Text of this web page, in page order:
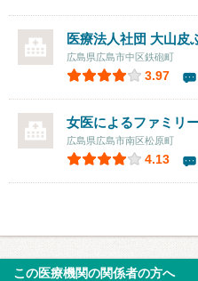
医療法人社団 大山皮
広島県広島市中区鉄砲町
3.97
女医によるファミリ
広島県広島市南区松原町
4.13
この医療機関の関係者の方へ